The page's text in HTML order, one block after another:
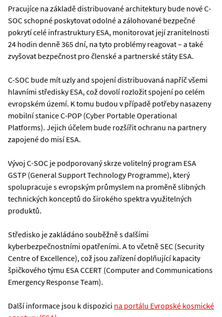
Pracujíce na základě distribuované architektury bude nové C-
SOC schopné poskytovat odolné a zálohované bezpečné
pokrytí celé infrastruktury ESA, monitorovat její zranitelnosti
24 hodin denně 365 dní, na tyto problémy reagovat – a také
zvyšovat bezpečnost pro členské a partnerské státy ESA.
C-SOC bude mít uzly and spojení distribuovaná napříč všemi
hlavními středisky ESA, což dovolí rozložit spojení po celém
evropském území. K tomu budou v případě potřeby nasazeny
mobilní stanice C-POP (Cyber Portable Operational
Platforms). Jejich účelem bude rozšířit ochranu na partnery
zapojené do misí ESA.
Vývoj C-SOC je podporovaný skrze volitelný program ESA
GSTP (General Support Technology Programme), který
spolupracuje s evropským průmyslem na proměně slibných
technických konceptů do širokého spektra využitelných
produktů.
Středisko je zakládáno souběžně s dalšími
kyberbezpečnostními opatřeními. A to včetně SEC (Security
Centre of Excellence), což jsou zařízení doplňující kapacity
špičkového týmu ESA CCERT (Computer and Communications
Emergency Response Team).
Další informace jsou k dispozici na portálu Evropské kosmické